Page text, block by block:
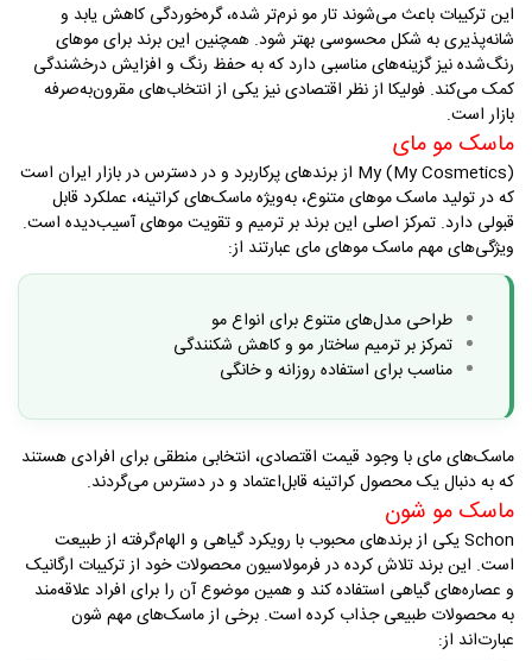
این ترکیبات باعث می‌شوند تار مو نرم‌تر شده، گره‌خوردگی کاهش یابد و
شانه‌پذیری به شکل محسوسی بهتر شود. همچنین این برند برای موهای
رنگ‌شده نیز گزینه‌های مناسبی دارد که به حفظ رنگ و افزایش درخشندگی
کمک می‌کند. فولیکا از نظر اقتصادی نیز یکی از انتخاب‌های مقرون‌به‌صرفه
بازار است.
ماسک مو مای
My (My Cosmetics) از برندهای پرکاربرد و در دسترس در بازار ایران است
که در تولید ماسک موهای متنوع، به‌ویژه ماسک‌های کراتینه، عملکرد قابل
قبولی دارد. تمرکز اصلی این برند بر ترمیم و تقویت موهای آسیب‌دیده است.
ویژگی‌های مهم ماسک موهای مای عبارتند از:
طراحی مدل‌های متنوع برای انواع مو
تمرکز بر ترمیم ساختار مو و کاهش شکنندگی
مناسب برای استفاده روزانه و خانگی
ماسک‌های مای با وجود قیمت اقتصادی، انتخابی منطقی برای افرادی هستند
که به دنبال یک محصول کراتینه قابل‌اعتماد و در دسترس می‌گردند.
ماسک مو شون
Schonیکی از برندهای محبوب با رویکرد گیاهی و الهام‌گرفته از طبیعت
است. این برند تلاش کرده در فرمولاسیون محصولات خود از ترکیبات ارگانیک
و عصاره‌های گیاهی استفاده کند و همین موضوع آن را برای افراد علاقه‌مند
به محصولات طبیعی جذاب کرده است. برخی از ماسک‌های مهم شون
عبارت‌اند از: